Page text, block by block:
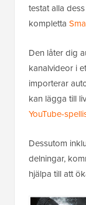
testat alla
kompletta
Den låter dig
kanalvideor i
importerar
kan lägga till
YouTube-
Dessutom
delningar,
hjälpa till att